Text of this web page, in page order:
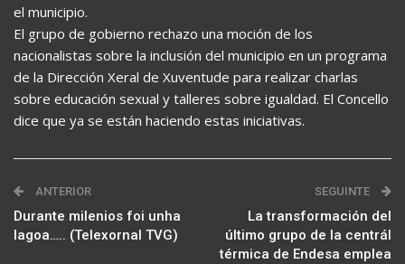
el municipio.
El grupo de gobierno rechazo una moción de los
nacionalistas sobre la inclusión del municipio en un programa
de la Dirección Xeral de Xuventude para realizar charlas
sobre educación sexual y talleres sobre igualdad. El Concello
dice que ya se están haciendo estas iniciativas.
ANTERIOR
Durante milenios foi unha
lagoa….. (Telexornal TVG)
SEGUINTE
La transformación del
último grupo de la centrál
térmica de Endesa emplea